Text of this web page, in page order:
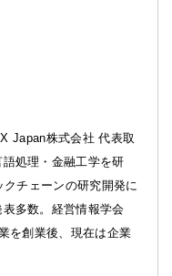
Japan株式会社 代表取
処理・金融工学を研
チェーンの研究開発に
多数。経営情報学会
を創業後、現在は企業